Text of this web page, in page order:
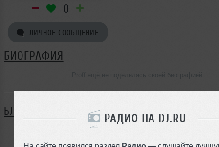
РАДИО НА DJ.RU
На сайте появился раздел Радио — слушайте
0
ЛИЧНОЕ СООБЩЕНИЕ
БИОГРАФИЯ
БЛОГ